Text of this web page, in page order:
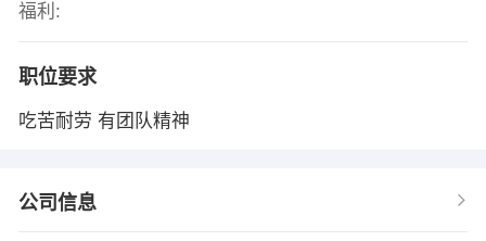
福利:
职位要求
吃苦耐劳 有团队精神
公司信息